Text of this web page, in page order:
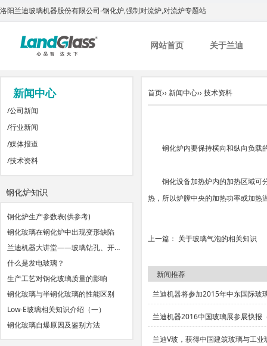
洛阳兰迪玻璃机器股份有限公司-钢化炉,强制对流炉,对流炉专题站
网站首页 关于兰迪
新闻中心
/公司新闻
/行业新闻
/媒体报道
/技术资料
钢化炉知识
钢化炉生产参数表(供参考)
钢化玻璃在钢化炉中出现变形缺陷
兰迪机器大讲堂——玻璃钻孔、开…
什么是发电玻璃？
生产工艺对钢化玻璃质量的影响
钢化玻璃与半钢化玻璃的性能区别
Low-E玻璃相关知识介绍（一）
钢化玻璃自爆原因及鉴别方法
首页›› 新闻中心›› 技术资料
钢化炉内要保持横向和纵向负载
钢化设备加热炉内的加热区域可
热，所以炉膛中央的加热功率或加热
上一篇： 关于玻璃气泡的相关知识
下一篇：做出来的钢化玻璃有麻点怎
新闻推荐
兰迪机器将参加2015年中东国际玻
兰迪机器2016中国玻璃展参展快报
兰迪V玻，获得中国建筑玻璃与工业